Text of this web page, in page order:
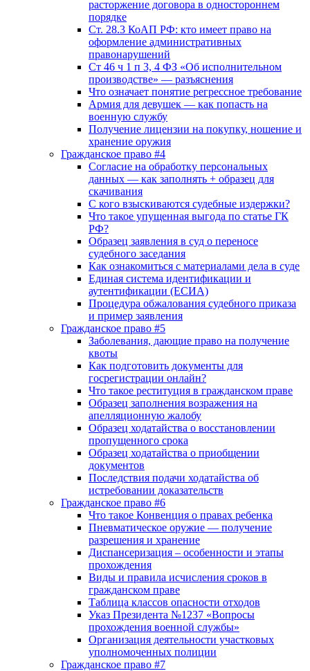
расторжение договора в одностороннем
порядке
Ст. 28.3 КоАП РФ: кто имеет право на
оформление административных
правонарушений
Ст 46 ч 1 п 3, 4 ФЗ «Об исполнительном
производстве» — разъяснения
Что означает понятие регрессное требование
Армия для девушек — как попасть на
военную службу
Получение лицензии на покупку, ношение и
хранение оружия
Гражданское право #4
Согласие на обработку персональных
данных — как заполнять + образец для
скачивания
С кого взыскиваются судебные издержки?
Что такое упущенная выгода по статье ГК
РФ?
Образец заявления в суд о переносе
судебного заседания
Как ознакомиться с материалами дела в суде
Единая система идентификации и
аутентификации (ЕСИА)
Процедура обжалования судебного приказа
и пример заявления
Гражданское право #5
Заболевания, дающие право на получение
квоты
Как подготовить документы для
госрегистрации онлайн?
Что такое реституция в гражданском праве
Образец заполнения возражения на
апелляционную жалобу
Образец ходатайства о восстановлении
пропущенного срока
Образец ходатайства о приобщении
документов
Последствия подачи ходатайства об
истребовании доказательств
Гражданское право #6
Что такое Конвенция о правах ребенка
Пневматическое оружие — получение
разрешения и хранение
Диспансеризация – особенности и этапы
прохождения
Виды и правила исчисления сроков в
гражданском праве
Таблица классов опасности отходов
Указ Президента №1237 «Вопросы
прохождения военной службы»
Организация деятельности участковых
уполномоченных полиции
Гражданское право #7